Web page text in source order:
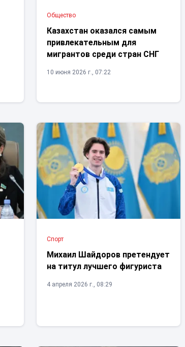
Общество
Казахстан оказался самым
привлекательным для
мигрантов среди стран СНГ
10 июня 2026 г., 07:22
Спорт
Михаил Шайдоров претендует
на титул лучшего фигуриста
4 апреля 2026 г., 08:29